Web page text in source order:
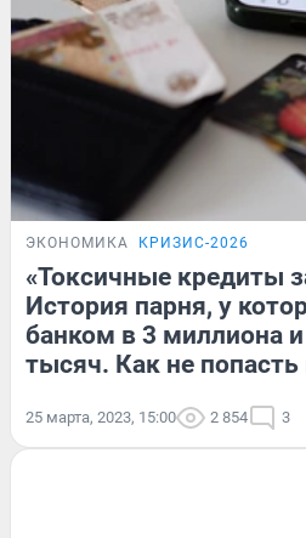
ЭКОНОМИКА КРИЗИС-2026
«Токсичные кредиты
История парня, у
банком в 3 миллиона и
тысяч. Как не
25 марта, 2023, 15:00 2 854 3